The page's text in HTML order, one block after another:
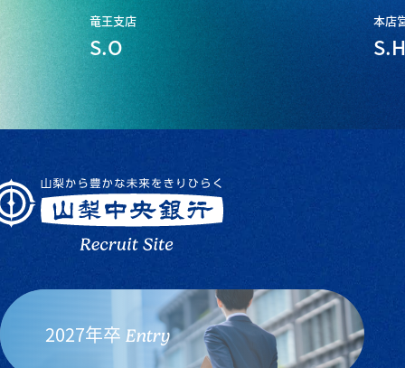
竜王支店
S.O
本店
2027年卒 Entry